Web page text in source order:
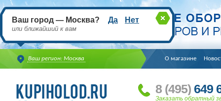
Ваш регион: Москва
Ваш город — Москва? Да Нет
или ближайший к вам
О магазине
8 (495) 649
Заказать обратный